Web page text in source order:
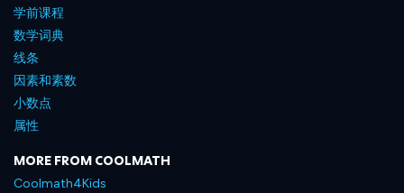
学前课程
数学词典
线条
因素和素数
小数点
属性
MORE FROM COOLMATH
Coolmath4Kids